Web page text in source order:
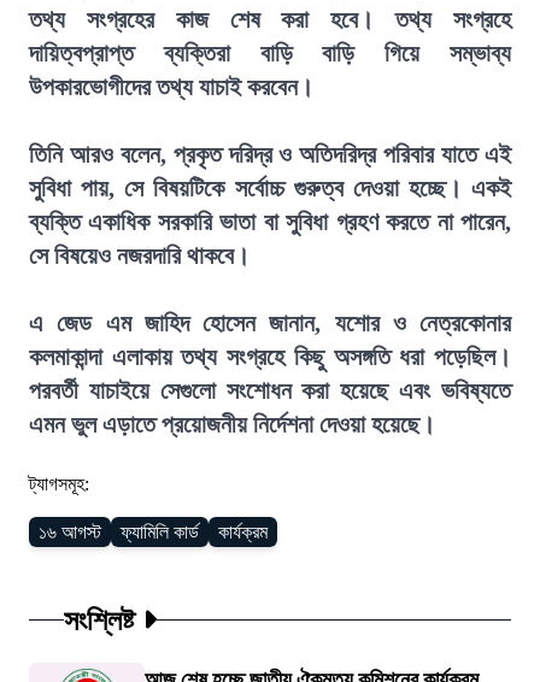
তথ্য সংগ্রহের কাজ শেষ করা হবে। তথ্য সংগ্রহে
দায়িত্বপ্রাপ্ত ব্যক্তিরা বাড়ি বাড়ি গিয়ে সম্ভাব্য
উপকারভোগীদের তথ্য যাচাই করবেন।
তিনি আরও বলেন, প্রকৃত দরিদ্র ও অতিদরিদ্র পরিবার যাতে এই
সুবিধা পায়, সে বিষয়টিকে সর্বোচ্চ গুরুত্ব দেওয়া হচ্ছে। একই
ব্যক্তি একাধিক সরকারি ভাতা বা সুবিধা গ্রহণ করতে না পারেন,
সে বিষয়েও নজরদারি থাকবে।
এ জেড এম জাহিদ হোসেন জানান, যশোর ও নেত্রকোনার
কলমাকান্দা এলাকায় তথ্য সংগ্রহে কিছু অসঙ্গতি ধরা পড়েছিল।
পরবর্তী যাচাইয়ে সেগুলো সংশোধন করা হয়েছে এবং ভবিষ্যতে
এমন ভুল এড়াতে প্রয়োজনীয় নির্দেশনা দেওয়া হয়েছে।
ট্যাগসমূহ:
১৬ আগস্ট ফ্যামিলি কার্ড কার্যক্রম
সংশ্লিষ্ট